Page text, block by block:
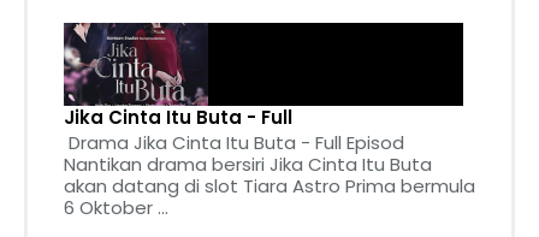
Jika Cinta Itu Buta - Full
Drama Jika Cinta Itu Buta - Full Episod
Nantikan drama bersiri Jika Cinta Itu Buta
akan datang di slot Tiara Astro Prima bermula
6 Oktober ...